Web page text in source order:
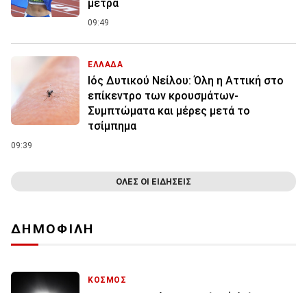
μέτρα
09:49
ΕΛΛΑΔΑ
Ιός Δυτικού Νείλου: Όλη η Αττική στο
επίκεντρο των κρουσμάτων-
Συμπτώματα και μέρες μετά το
τσίμπημα
09:39
ΟΛΕΣ ΟΙ ΕΙΔΗΣΕΙΣ
ΔΗΜΟΦΙΛΗ
ΚΟΣΜΟΣ